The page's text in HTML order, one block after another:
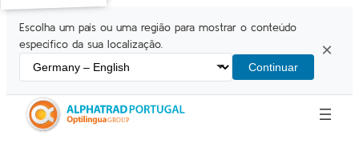
Escolha um país ou uma região para mostrar o conteúdo
específico da sua localização.
Continuar
×